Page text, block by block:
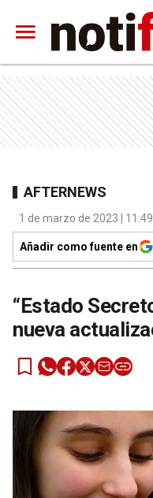
AFTERNEWS
1 de marzo de 2023 |
Añadir como fuente en
“Estado
nueva